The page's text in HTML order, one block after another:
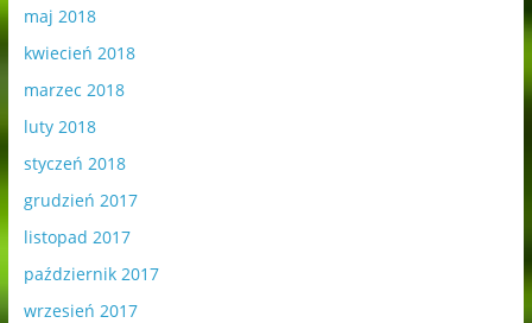
maj 2018
kwiecień 2018
marzec 2018
luty 2018
styczeń 2018
grudzień 2017
listopad 2017
październik 2017
wrzesień 2017